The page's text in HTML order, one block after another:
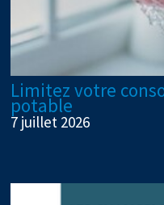
Limitez votre
potable
7 juillet 2026